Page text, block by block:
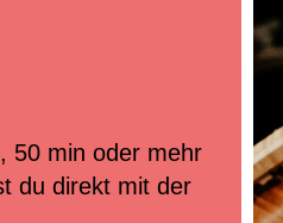
Tandem
50 min oder mehr
du direkt mit der